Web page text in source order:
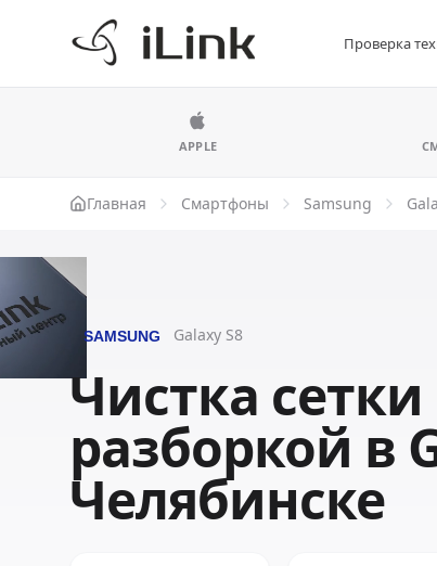
Проверка
APPLE
Главная Смартфоны Samsung
Galaxy S8
Чистка сетки
разборкой в
Челябинске